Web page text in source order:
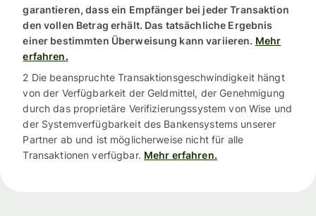
garantieren, dass ein Empfänger bei jeder Transaktion
den vollen Betrag erhält. Das tatsächliche Ergebnis
einer bestimmten Überweisung kann variieren. Mehr
erfahren.
2 Die beanspruchte Transaktionsgeschwindigkeit hängt
von der Verfügbarkeit der Geldmittel, der Genehmigung
durch das proprietäre Verifizierungssystem von Wise und
der Systemverfügbarkeit des Bankensystems unserer
Partner ab und ist möglicherweise nicht für alle
Transaktionen verfügbar. Mehr erfahren.